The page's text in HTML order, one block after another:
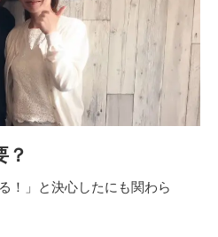
？
！」と決心したにも関わら